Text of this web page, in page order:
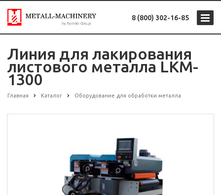
8 (800) 302-16-85
Линия для лакирования
листового металла LKM-
1300
Главная Каталог Оборудование для обработки металла